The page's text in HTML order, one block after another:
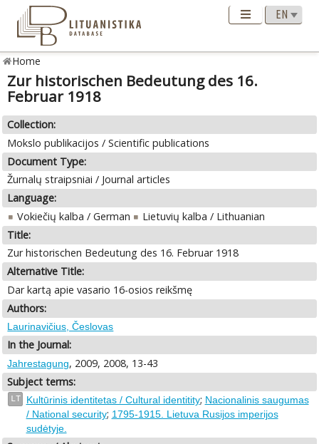
Home
Zur historischen Bedeutung des 16.
Februar 1918
Collection:
Mokslo publikacijos / Scientific publications
Document Type:
Žurnalų straipsniai / Journal articles
Language:
Vokiečių kalba / German
Lietuvių kalba / Lithuanian
Title:
Zur historischen Bedeutung des 16. Februar 1918
Alternative Title:
Dar kartą apie vasario 16-osios reikšmę
Authors:
Laurinavičius, Česlovas
In the Journal:
Jahrestagung, 2009, 2008, 13-43
Subject terms:
LT Kultūrinis identitetas / Cultural identitity; Nacionalinis saugumas
/ National security; 1795-1915. Lietuva Rusijos imperijos
sudėtyje.